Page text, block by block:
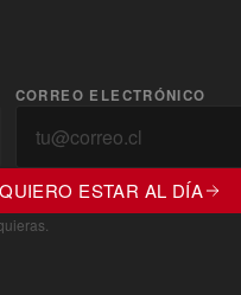
CORREO ELECTRÓNICO
QUIERO ESTAR AL DÍA